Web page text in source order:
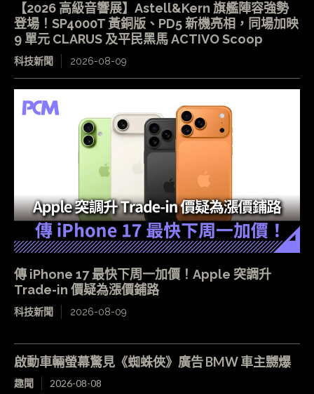
【2026 高級音響展】Astell&Kern 旗艦陣容強勢
登場！SP4000T 黃銅版、PD5 新機亮相，同場加映
9 單元 CLARUS 及平民黑馬 ACTIVO Scoop
科技新聞 2026-08-09
傳 iPhone 17 最快下周一加價！Apple 突調升
Trade-in 價疑為漲價鋪路
科技新聞 2026-08-09
啟動車輛螢幕驚見《蜘蛛俠》廣告 BMW 車主嬲爆
趣聞 2026-08-08